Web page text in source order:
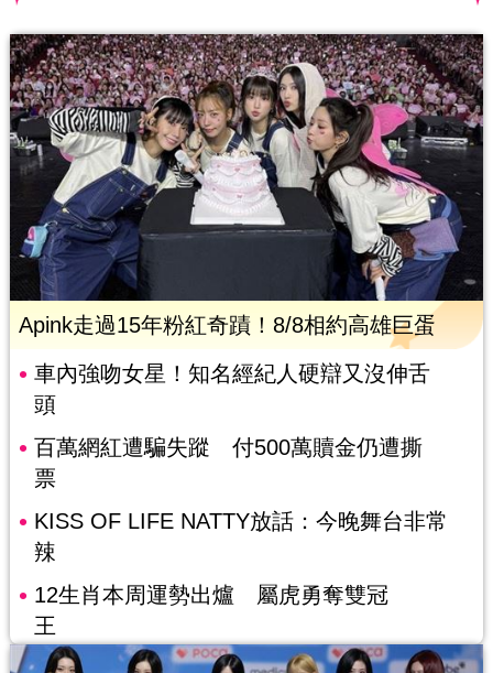
Apink走過15年粉紅奇蹟！8/8相約高雄巨蛋
車內強吻女星！知名經紀人硬辯又沒伸舌
頭
百萬網紅遭騙失蹤 付500萬贖金仍遭撕
票
KISS OF LIFE NATTY放話：今晚舞台非常
辣
12生肖本周運勢出爐 屬虎勇奪雙冠
王